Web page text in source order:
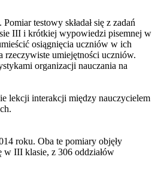
testowy składał się z zadań
III i krótkiej wypowiedzi pisemnej w
osiągnięcia uczniów w ich
rzeczywiste umiejętności uczniów.
organizacji nauczania na
lekcji interakcji między nauczycielem
roku. Oba te pomiary objęły
w III klasie, z 306 oddziałów